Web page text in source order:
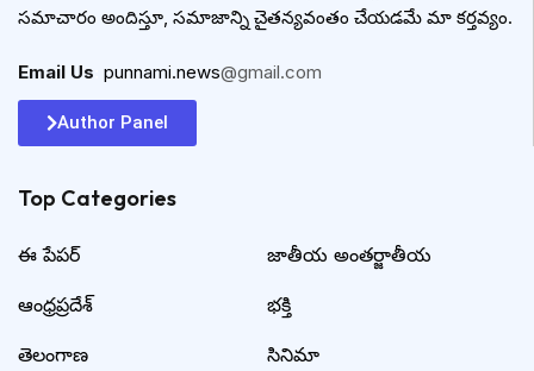
సమాచారం అందిస్తూ, సమాజాన్ని చైతన్యవంతం చేయడమే మా కర్తవ్యం.
Email Us punnami.news@gmail.com
Author Panel
Top Categories​
ఈ పేపర్
ఆంధ్రప్రదేశ్
తెలంగాణ
జాతీయ అంతర్జాతీయ
భక్తి
సినిమా